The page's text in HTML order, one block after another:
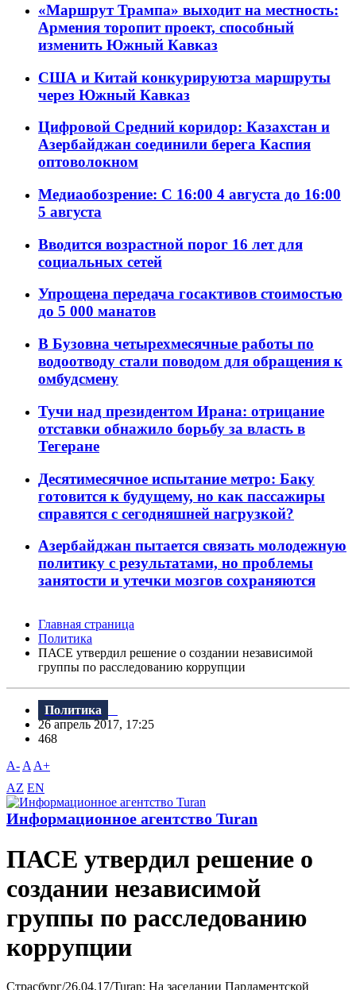
«Маршрут Трампа» выходит на местность:
Армения торопит проект, способный
изменить Южный Кавказ
США и Китай конкурируютза маршруты
через Южный Кавказ
Цифровой Средний коридор: Казахстан и
Азербайджан соединили берега Каспия
оптоволокном
Медиаобозрение: С 16:00 4 августа до 16:00
5 августа
Вводится возрастной порог 16 лет для
социальных сетей
Упрощена передача госактивов стоимостью
до 5 000 манатов
В Бузовна четырехмесячные работы по
водоотводу стали поводом для обращения к
омбудсмену
Тучи над президентом Ирана: отрицание
отставки обнажило борьбу за власть в
Тегеране
Десятимесячное испытание метро: Баку
готовится к будущему, но как пассажиры
справятся с сегодняшней нагрузкой?
Азербайджан пытается связать молодежную
политику с результатами, но проблемы
занятости и утечки мозгов сохраняются
Главная страница
Политика
ПАСЕ утвердил решение о создании независимой
группы по расследованию коррупции
Политика
26 апрель 2017, 17:25
468
A- A A+
AZ EN
Информационное агентство Turan
ПАСЕ утвердил решение о
создании независимой
группы по расследованию
коррупции
Страсбург/26.04.17/Turan: На заседании Парламентской